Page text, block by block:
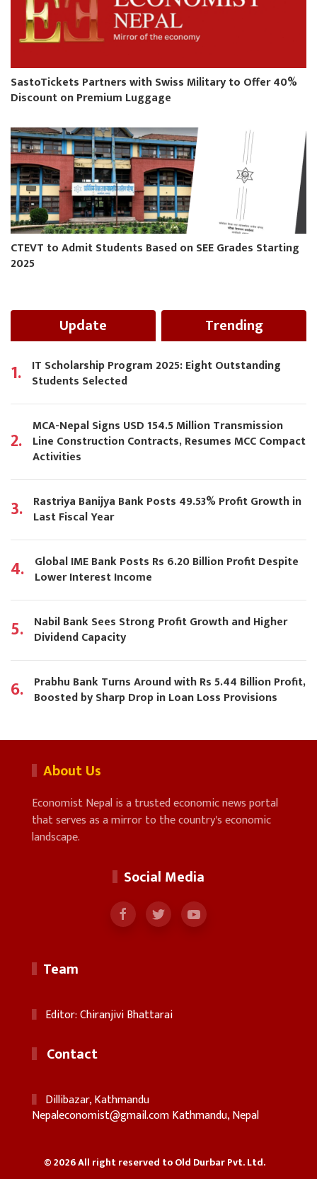
SastoTickets Partners with Swiss Military to Offer 40%
Discount on Premium Luggage
CTEVT to Admit Students Based on SEE Grades Starting
2025
Update Trending
1. IT Scholarship Program 2025: Eight Outstanding
Students Selected
2.
MCA-Nepal Signs USD 154.5 Million Transmission
Line Construction Contracts, Resumes MCC Compact
Activities
3. Rastriya Banijya Bank Posts 49.53% Profit Growth in
Last Fiscal Year
4. Global IME Bank Posts Rs 6.20 Billion Profit Despite
Lower Interest Income
5. Nabil Bank Sees Strong Profit Growth and Higher
Dividend Capacity
6. Prabhu Bank Turns Around with Rs 5.44 Billion Profit,
Boosted by Sharp Drop in Loan Loss Provisions
About Us
Economist Nepal is a trusted economic news portal
that serves as a mirror to the country's economic
landscape.
Social Media
Team
Editor: Chiranjivi Bhattarai
Contact
Dillibazar, Kathmandu
Nepaleconomist@gmail.comKathmandu, Nepal
© 2026 All right reserved to Old Durbar Pvt. Ltd.